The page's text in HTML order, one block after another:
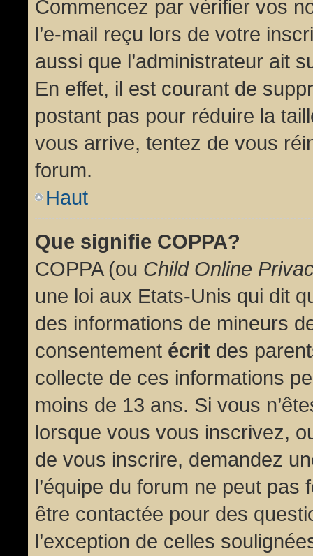
Commencez par vérifier vos
l’e-mail reçu lors de votre
aussi que l’administrateur ait
En effet, il est courant de
postant pas pour réduire la
vous arrive, tentez de vous
forum.
Haut
Que signifie COPPA?
COPPA (ou Child Online
une loi aux Etats-Unis qui dit
des informations de mineurs
consentement écrit des
collecte de ces informations
moins de 13 ans. Si vous
lorsque vous vous inscrivez,
de vous inscrire, demandez
l’équipe du forum ne peut
être contactée pour des
l’exception de celles